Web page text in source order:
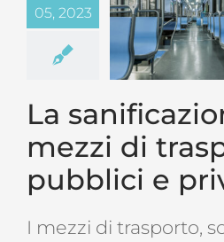
Contatti
Login
05, 2023
La
mezzi di
pubblici e
I mezzi di trasporto,